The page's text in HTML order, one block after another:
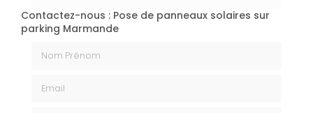
Contactez-nous : Pose de panneaux solaires sur
parking Marmande